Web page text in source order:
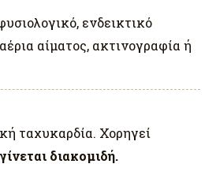
ενδεικτικό
αίματος, ακτινογραφία ή
ταχυκαρδία. Χορηγεί
διακομιδή.